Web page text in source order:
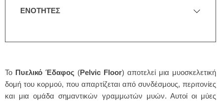
ΕΝΟΤΗΤΕΣ
Το Πυελικό Έδαφος (Pelvic Floor) αποτελεί μια μυοσκελετική
δομή του κορμού, που απαρτίζεται από συνδέσμους, περιτονίες
και μια ομάδα σημαντικών γραμμωτών μυών. Αυτοί οι μύες